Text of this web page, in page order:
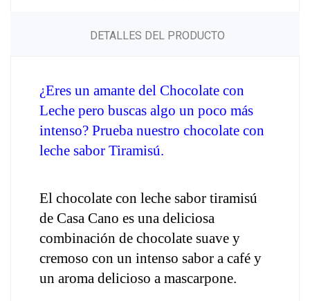
DETALLES DEL PRODUCTO
¿Eres un amante del Chocolate con
Leche pero buscas algo un poco más
intenso? Prueba nuestro chocolate con
leche sabor Tiramisú.
El chocolate con leche sabor tiramisú
de Casa Cano es una deliciosa
combinación de chocolate suave y
cremoso con un intenso sabor a café y
un aroma delicioso a mascarpone.